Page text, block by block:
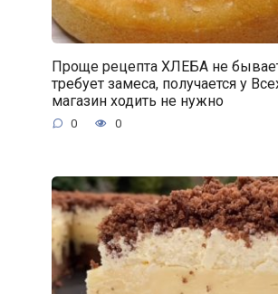
Проще рецепта ХЛЕБА не
требует замеса, получается у
магазин ходить не нужно
0 0